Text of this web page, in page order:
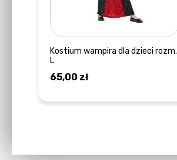
Kostium wampira dla dzieci rozm.
L
65,00 zł